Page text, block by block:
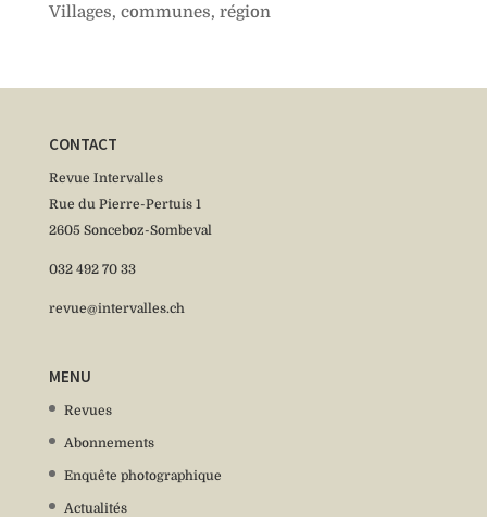
Villages, communes, région
CONTACT
Revue Intervalles
Rue du Pierre-Pertuis 1
2605 Sonceboz-Sombeval
032 492 70 33
revue@intervalles.ch
MENU
Revues
Abonnements
Enquête photographique
Actualités